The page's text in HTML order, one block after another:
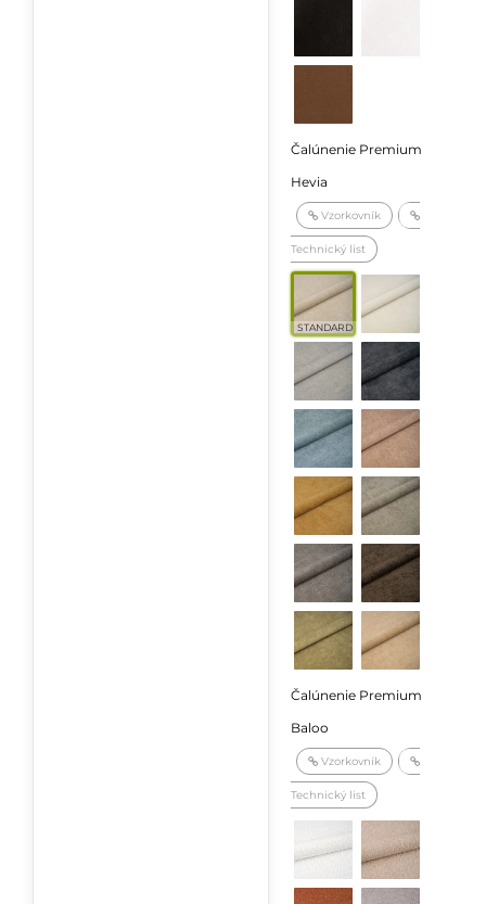
Čalúnenie Premium
Hevia
Vzorkovník
Technický list
STANDARD
Čalúnenie Premium
Baloo
Vzorkovník
Technický list